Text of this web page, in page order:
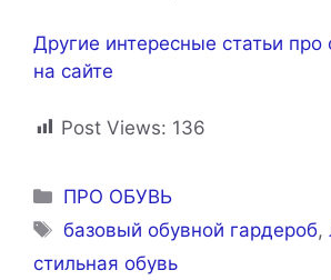
Другие интересные статьи про
на сайте
Post Views: 136
Рубрики
ПРО ОБУВЬ
Метки
базовый обувной гардероб,
стильная обувь